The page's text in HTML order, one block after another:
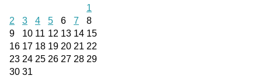
1
2
3 4 5 6 7
8
9
10 11 12 13 14 15
16 17 18 19 20 21 22
23 24 25 26 27 28 29
30 31